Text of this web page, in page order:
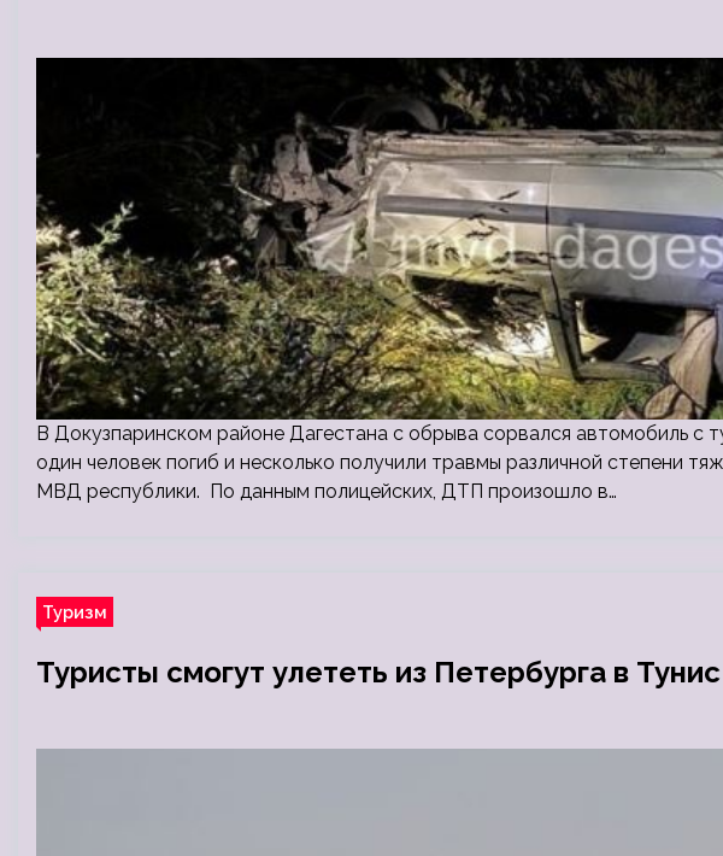
В Докузпаринском районе Дагестана с обрыва сорвался автомобиль с
один человек погиб и несколько получили травмы различной степени
МВД республики. По данным полицейских, ДТП произошло в…
Туризм
Туристы смогут улететь из Петербурга в Тунис